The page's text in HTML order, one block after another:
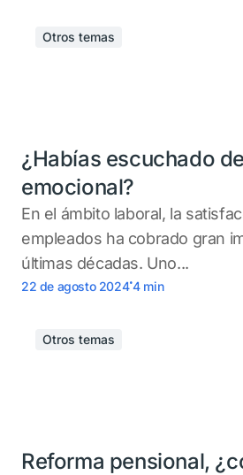
Otros temas
¿Habías escuchado
emocional?
En el ámbito laboral, la
empleados ha cobrado gran
últimas décadas. Uno...
22 de agosto 2024.4 min
Otros temas
Reforma pensional,